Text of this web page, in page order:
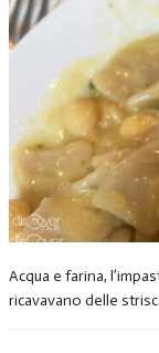
Acqua e farina,
ricavavano delle